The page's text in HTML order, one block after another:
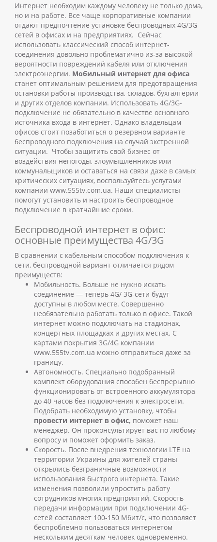
Интернет необходим каждому человеку не только дома,
но и на работе. Все чаще корпоративные компании
отдают предпочтение установке беспроводных 4G/3G-
сетей в офисах и на предприятиях. Сейчас
использовать классический способ интернет-
соединения довольно проблематично из-за высокой
вероятности повреждений кабеля или отключения
электроэнергии. Мобильный интернет для офиса
станет оптимальным решением для предотвращения
остановки работы производства, складов, бухгалтерии
и других отделов компании. Использовать 4G/3G-
подключение не обязательно в качестве основного
источника входа в интернет. Однако владельцам
офисов стоит позаботиться о резервном варианте
беспроводного подключения на случай экстренной
ситуации. Чтобы защитить свой бизнес от
воздействия непогоды, злоумышленников или
коммунальщиков и оставаться на связи даже в самых
критических ситуациях, воспользуйтесь услугами
компании www.555tv.com.ua. Наши специалисты
помогут установить и настроить беспроводное
подключение в кратчайшие сроки.
Беспроводной интернет в офис:
основные преимущества 4G/3G
В сравнении с кабельным способом подключения к
сети, беспроводной вариант отличается рядом
преимуществ:
Мобильность. Больше не нужно искать
соединение — теперь 4G/ 3G-сети будут
доступны в любом месте. Совершенно
необязательно работать только в офисе. Такой
интернет можно подключать на стадионах,
концертных площадках и других местах. С
картами покрытия 3G/4G компании
www.555tv.com.ua можно отправиться даже за
границу.
Автономность. Специально подобранный
комплект оборудования способен беспрерывно
функционировать от встроенного аккумулятора
до 40 часов без подключения к электросети.
Подобрать необходимую установку, чтобы
провести интернет в офис, поможет наш
менеджер. Он проконсультирует вас по любому
вопросу и поможет оформить заказ.
Скорость. После внедрения технологии LTE на
территории Украины для жителей страны
открылись безграничные возможности
использования быстрого интернета. Такие
изменения позволили упростить работу
сотрудников многих предприятий. Скорость
передачи информации при подключении 4G-
сетей составляет 100-150 Мбит/с, что позволяет
беспроблемно пользоваться интернетом
нескольким десяткам человек одновременно.